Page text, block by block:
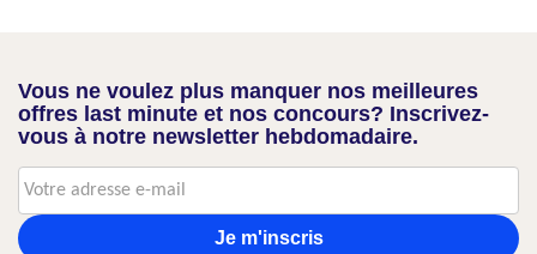
Vous ne voulez plus manquer nos meilleures
offres last minute et nos concours? Inscrivez-
vous à notre newsletter hebdomadaire.
Je m'inscris